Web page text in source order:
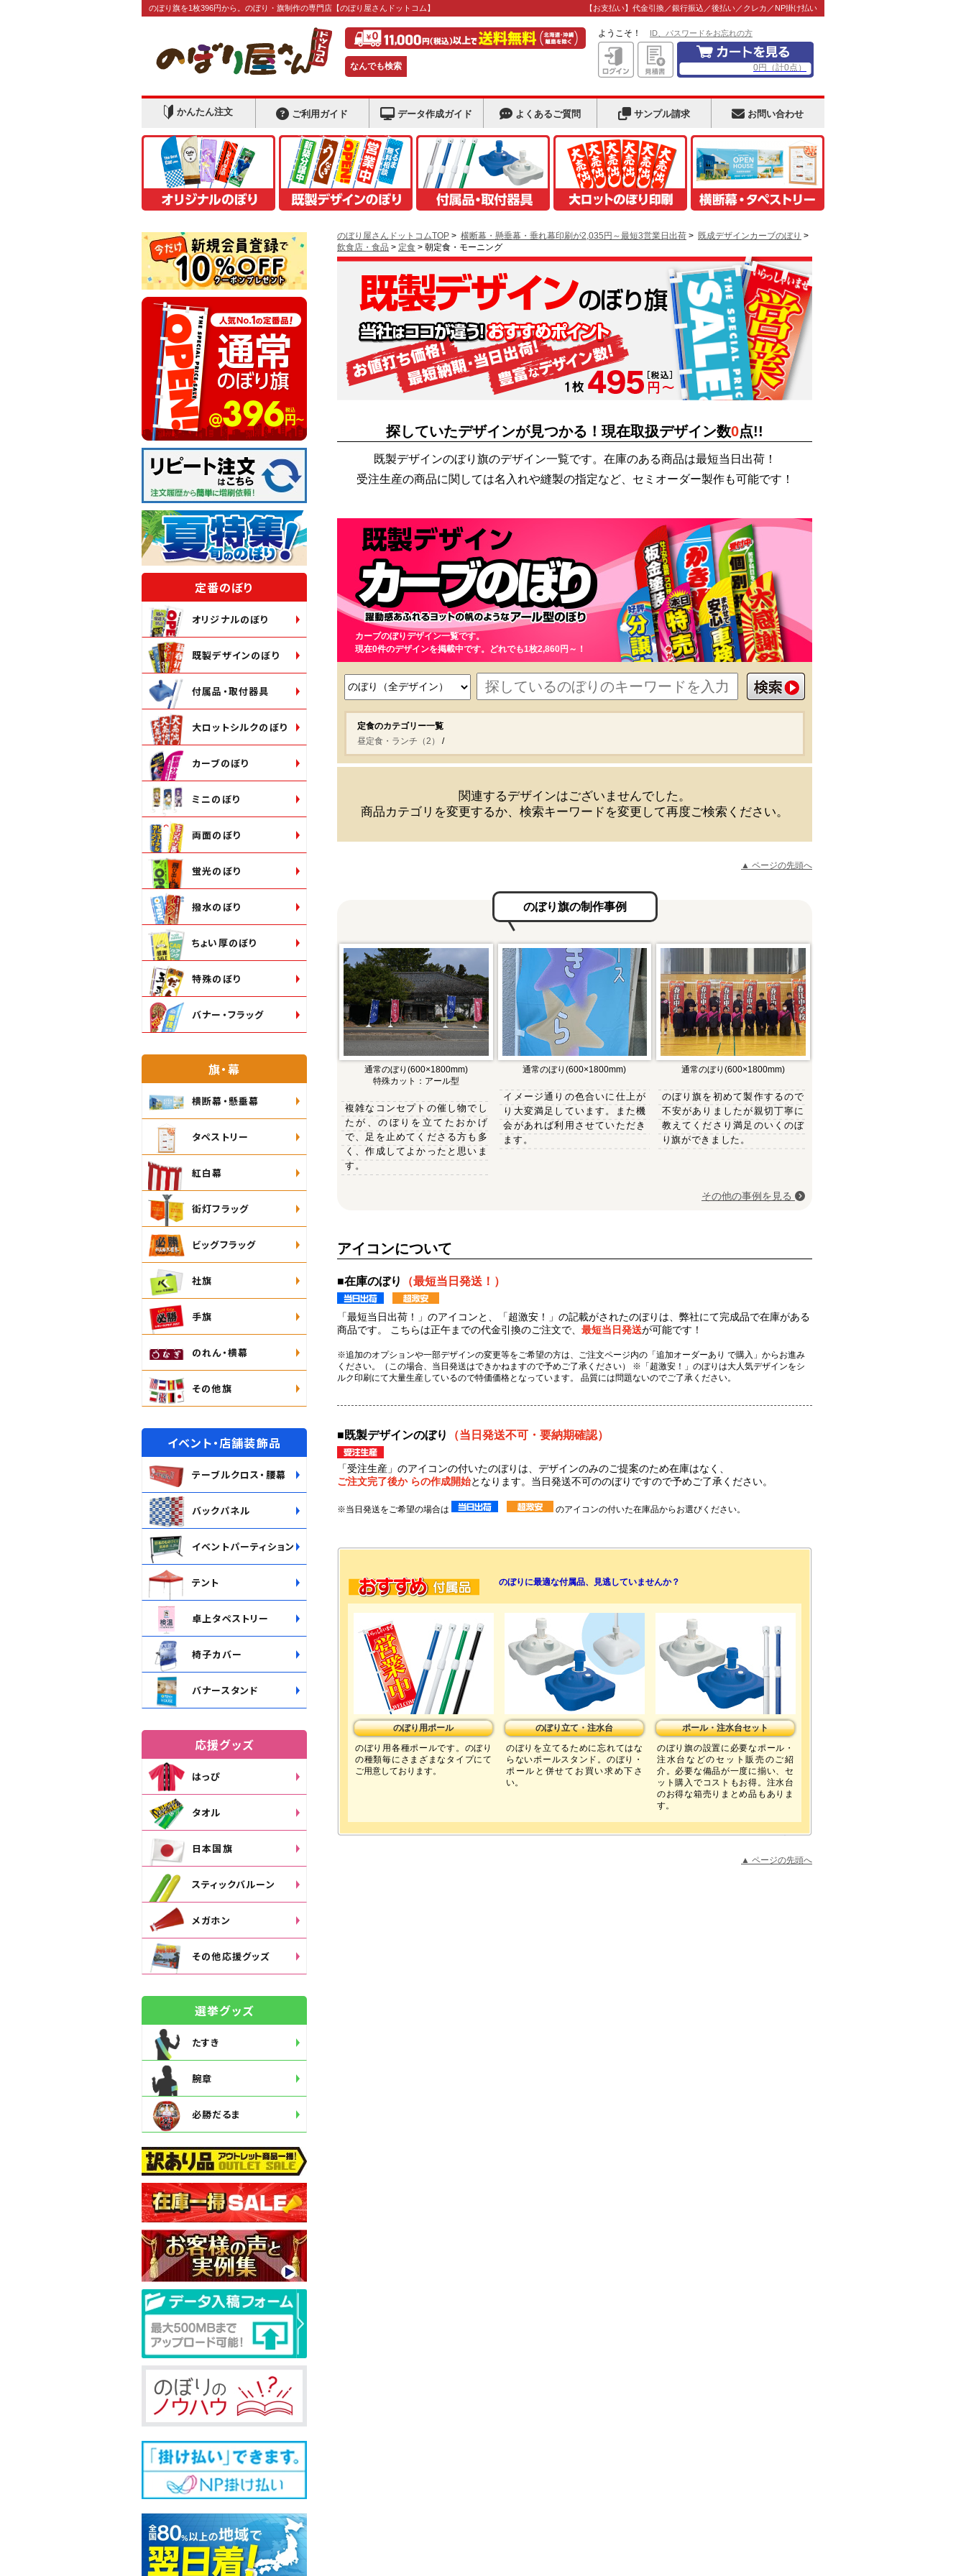
のぼり旗を1枚396円から。のぼり・旗制作の専門店 【のぼり屋さんドットコム】 【お支払い】代金引換／銀行振込／後払い／クレカ／NP掛け払い
なんでも検索
ようこそ！ ID、パスワードをお忘れの方
0円 （計0点）
かんたん注文 ご利用ガイド データ作成ガイド よくあるご質問 サンプル請求 お問い合わせ
のぼり屋さんドットコムTOP > 横断幕・懸垂幕・垂れ幕印刷が2,035円～最短3営業日出荷 > 既成デザインカーブのぼり >
飲食店・食品 > 定食 > 朝定食・モーニング
探していたデザインが見つかる！現在取扱デザイン数0点!!
既製デザインのぼり旗のデザイン一覧です。在庫のある商品は最短当日出荷！
受注生産の商品に関しては名入れや縫製の指定など、セミオーダー製作も可能です！
カーブのぼりデザイン一覧です。
現在0件のデザインを掲載中です。どれでも1枚2,860円～！
定食のカテゴリー一覧
昼定食・ランチ（2）
関連するデザインはございませんでした。
商品カテゴリを変更するか、検索キーワードを変更して再度ご検索ください。
▲ ページの先頭へ
のぼり旗の制作事例
通常のぼり(600×1800mm)
特殊カット：アール型
複雑なコンセプトの催し物でし
たが、のぼりを立てたおかげ
で、足を止めてくださる方も多
く、作成してよかったと思いま
す。
通常のぼり(600×1800mm)
イメージ通りの色合いに仕上が
り大変満足しています。また機
会があれば利用させていただき
ます。
通常のぼり(600×1800mm)
のぼり旗を初めて製作するので
不安がありましたが親切丁寧に
教えてくださり満足のいくのぼ
り旗ができました。
その他の事例を見る
アイコンについて
■在庫のぼり （最短当日発送！）
「最短当日出荷！」のアイコンと、「超激安！」の記載がされたのぼりは、弊社にて完成品で在庫がある
商品です。 こちらは正午までの代金引換のご注文で、 最短当日発送が可能です！
※追加のオプションや一部デザインの変更等をご希望の方は、ご注文ページ内の「追加オーダーあり で購入」からお進み
ください。（この場合、当日発送はできかねますので予めご了承ください） ※「超激安！」のぼりは大人気デザインをシ
ルク印刷にて大量生産しているので特価価格となっています。 品質には問題ないのでご了承ください。
■既製デザインのぼり （当日発送不可・要納期確認）
「受注生産」のアイコンの付いたのぼりは、デザインのみのご提案のため在庫はなく、
ご注文完了後か らの作成開始となります。当日発送不可ののぼりですので予めご了承ください。
※当日発送をご希望の場合は のアイコンの付いた在庫品からお選びください。
のぼりに最適な付属品、見逃していませんか？
のぼり用ポール
のぼり用各種ポールです。のぼり
の種類毎にさまざまなタイプにて
ご用意しております。
のぼり立て・注水台
のぼりを立てるために忘れてはな
らないポールスタンド。のぼり・
ポールと併せてお買い求め下さ
い。
ポール・注水台セット
のぼり旗の設置に必要なポール・
注水台などのセット販売のご紹
介。必要な備品が一度に揃い、セ
ット購入でコストもお得。注水台
のお得な箱売りまとめ品もありま
す。
▲ ページの先頭へ
定番のぼり
オリジナルのぼり
既製デザインのぼり
付属品・取付器具
大ロットシルクのぼり
カーブのぼり
ミニのぼり
両面のぼり
蛍光のぼり
撥水のぼり
ちょい厚のぼり
特殊のぼり
バナー・フラッグ
旗・幕
横断幕・懸垂幕
タペストリー
紅白幕
街灯フラッグ
ビッグフラッグ
社旗
手旗
のれん・横幕
その他旗
イベント・店舗装飾品
テーブルクロス・腰幕
バックパネル
イベントパーティション
テント
卓上タペストリー
椅子カバー
バナースタンド
応援グッズ
はっぴ
タオル
日本国旗
スティックバルーン
メガホン
その他応援グッズ
選挙グッズ
たすき
腕章
必勝だるま